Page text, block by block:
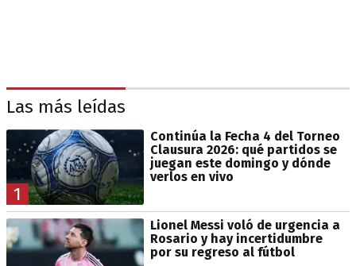
Las más leídas
1
Continúa la Fecha 4 del Torneo
Clausura 2026: qué partidos se
juegan este domingo y dónde
verlos en vivo
Lionel Messi voló de urgencia a
Rosario y hay incertidumbre
por su regreso al fútbol